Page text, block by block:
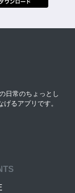
日常のちょっとし
るアプリです。